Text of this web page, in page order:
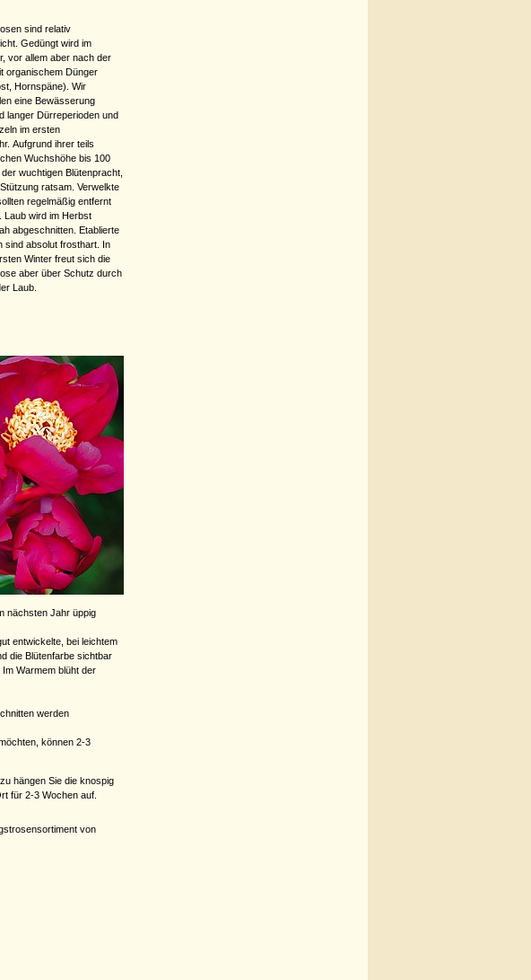
sind relativ
Gedüngt wird im
vor allem aber nach der
organischem Dünger
Hornspäne). Wir
eine Bewässerung
langer Dürreperioden und
im ersten
Aufgrund ihrer teils
Wuchshöhe bis 100
wuchtigen Blütenpracht,
ratsam. Verwelkte
regelmäßig entfernt
Laub wird im Herbst
abgeschnitten. Etablierte
sind absolut frosthart. In
Winter freut sich die
aber über Schutz durch
Laub.
nächsten Jahr üppig
entwickelte, bei leichtem
die Blütenfarbe sichtbar
Warmem blüht der
werden
können 2-3
hängen Sie die knospig
für 2-3 Wochen auf.
von